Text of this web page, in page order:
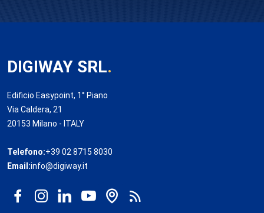
DIGIWAY SRL.
Edificio Easypoint, 1° Piano
Via Caldera, 21
20153 Milano - ITALY
Telefono:+39 02 8715 8030
Email:info@digiway.it